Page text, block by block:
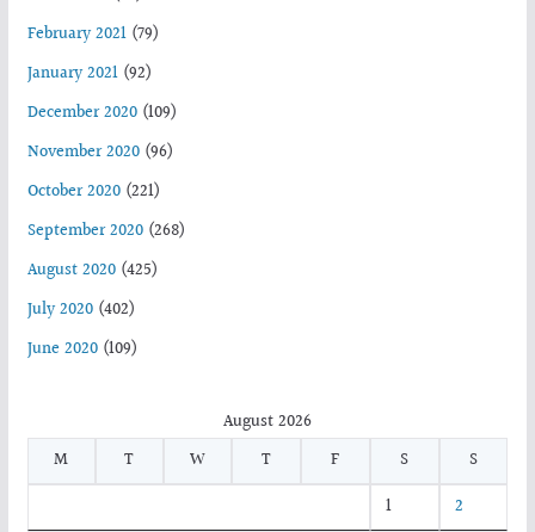
February 2021(79)
January 2021(92)
December 2020(109)
November 2020(96)
October 2020(221)
September 2020(268)
August 2020(425)
July 2020(402)
June 2020(109)
August 2026
M
T W T F S
S
1
2